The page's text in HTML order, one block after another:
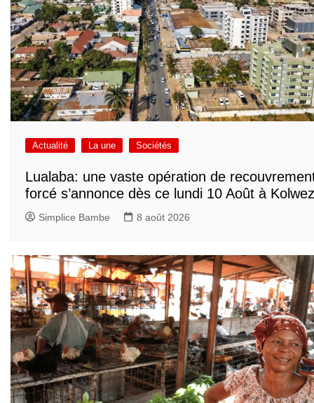
Actualité La une Sociétés
Lualaba: une vaste opération de
forcé s’annonce dès ce lundi 10 Août à
Simplice Bambe 8 août 2026